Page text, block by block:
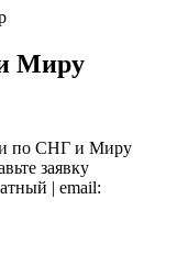
Миру
по СНГ и Миру
заявку
| email: